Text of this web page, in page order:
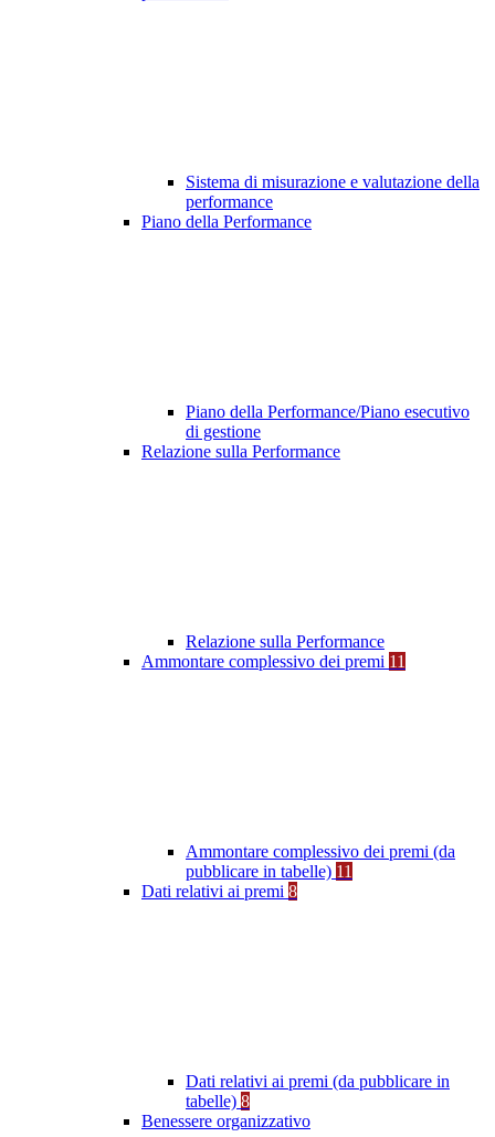
Sistema di misurazione e valutazione della
performance
Piano della Performance
Piano della Performance/Piano esecutivo
di gestione
Relazione sulla Performance
Relazione sulla Performance
Ammontare complessivo dei premi 11
Ammontare complessivo dei premi (da
pubblicare in tabelle) 11
Dati relativi ai premi 8
Dati relativi ai premi (da pubblicare in
tabelle) 8
Benessere organizzativo